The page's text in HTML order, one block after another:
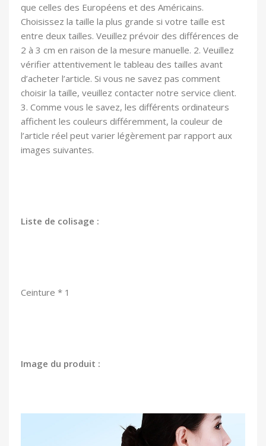
que celles des Européens et des Américains.
Choisissez la taille la plus grande si votre taille est
entre deux tailles. Veuillez prévoir des différences de
2 à 3 cm en raison de la mesure manuelle. 2. Veuillez
vérifier attentivement le tableau des tailles avant
d’acheter l’article. Si vous ne savez pas comment
choisir la taille, veuillez contacter notre service client.
3. Comme vous le savez, les différents ordinateurs
affichent les couleurs différemment, la couleur de
l’article réel peut varier légèrement par rapport aux
images suivantes.
Liste de colisage :
Ceinture * 1
Image du produit :